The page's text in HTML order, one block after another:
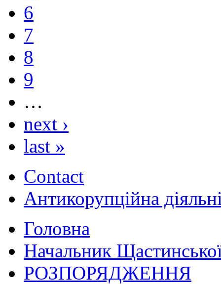
6
7
8
9
…
next ›
last »
Contact
Антикорупційна
Головна
Начальник
РОЗПОРЯДЖЕННЯ